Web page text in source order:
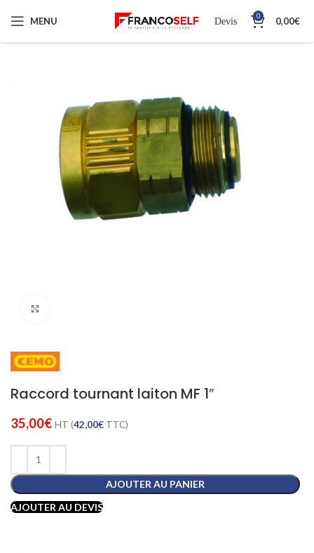
MENU Devis 0 0,00€
Raccord tournant laiton MF 1″
35,00€ HT (42,00€ TTC)
AJOUTER AU PANIER
AJOUTER AU DEVIS